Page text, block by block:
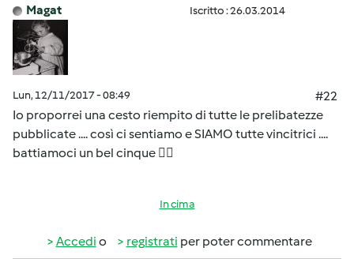
Magat Iscritto : 26.03.2014
Lun, 12/11/2017 - 08:49
#22
Io proporrei una cesto riempito di tutte le prelibatezze
pubblicate .... così ci sentiamo e SIAMO tutte vincitrici ....
battiamoci un bel cinque 🖐🏼
In cima
Accedi o registrati per poter commentare